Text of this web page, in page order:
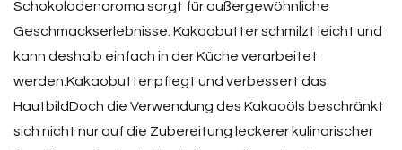
Schokoladenaroma sorgt für außergewöhnliche
Geschmackserlebnisse. Kakaobutter schmilzt leicht und
kann deshalb einfach in der Küche verarbeitet
werden.Kakaobutter pflegt und verbessert das
HautbildDoch die Verwendung des Kakaoöls beschränkt
sich nicht nur auf die Zubereitung leckerer kulinarischer